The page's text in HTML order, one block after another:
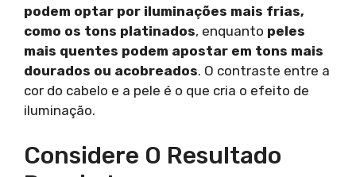
podem optar por iluminações mais frias,
como os tons platinados, enquanto peles
mais quentes podem apostar em tons mais
dourados ou acobreados. O contraste entre a
cor do cabelo e a pele é o que cria o efeito de
iluminação.
Considere O Resultado